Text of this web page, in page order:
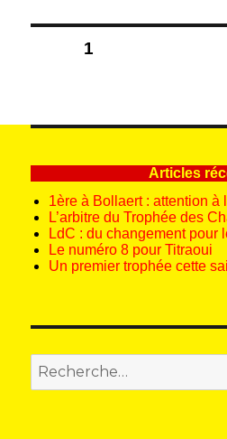
Pagination
1
Articles
1ère à Bollaert : attention à
L’arbitre du Trophée des
LdC : du changement pour
Le numéro 8 pour Titraoui
Un premier trophée cette
Recherche
pour
: